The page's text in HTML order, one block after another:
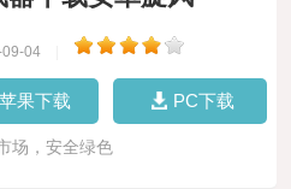
09-04
苹果下载 PC下载
场，安全绿色